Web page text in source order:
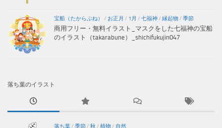
宝船（たからぶね） / お正月 / 1月 / 七福神/ 縁起物/ 季節
商用フリー・無料イラスト_マスクをした七福神の宝船
のイラスト（takarabune）_shichifukujin047
落ち葉のイラスト
落ち葉/ 季節/ 秋 / 植物/ 自然